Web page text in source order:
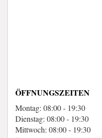
ÖFFNUNGSZEITEN
Montag: 08:00 - 19:30
Dienstag: 08:00 - 19:30
Mittwoch: 08:00 - 19:30